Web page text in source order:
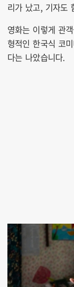
리가 났고, 기자도
영화는 이렇게 관
형적인 한국식 코
다는 나았습니다.